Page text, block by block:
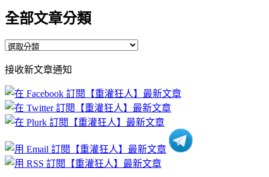
全部文章分類
全
文
章
分
類
接收新文章通知